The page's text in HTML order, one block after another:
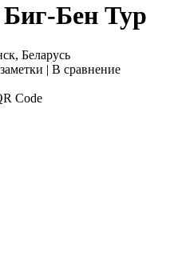
Биг-Бен Тур
Беларусь
| В сравнение